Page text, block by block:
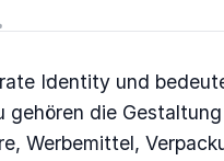
Identity und
gehören die
Werbemittel,